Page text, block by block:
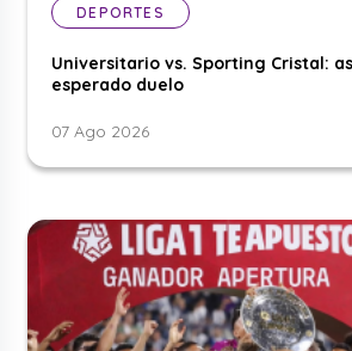
DEPORTES
Universitario vs. Sporting Cristal:
esperado duelo
07 Ago 2026